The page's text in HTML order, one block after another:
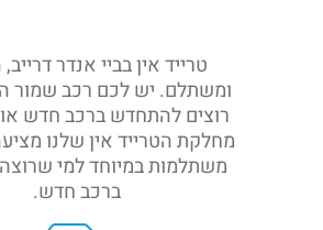
טרייד אין בביי אנדר
ומשתלם. יש לכם רכב שמור
רוצים להתחדש ברכב חדש
מחלקת הטרייד אין שלנו
משתלמות במיוחד למי
ברכב חדש.